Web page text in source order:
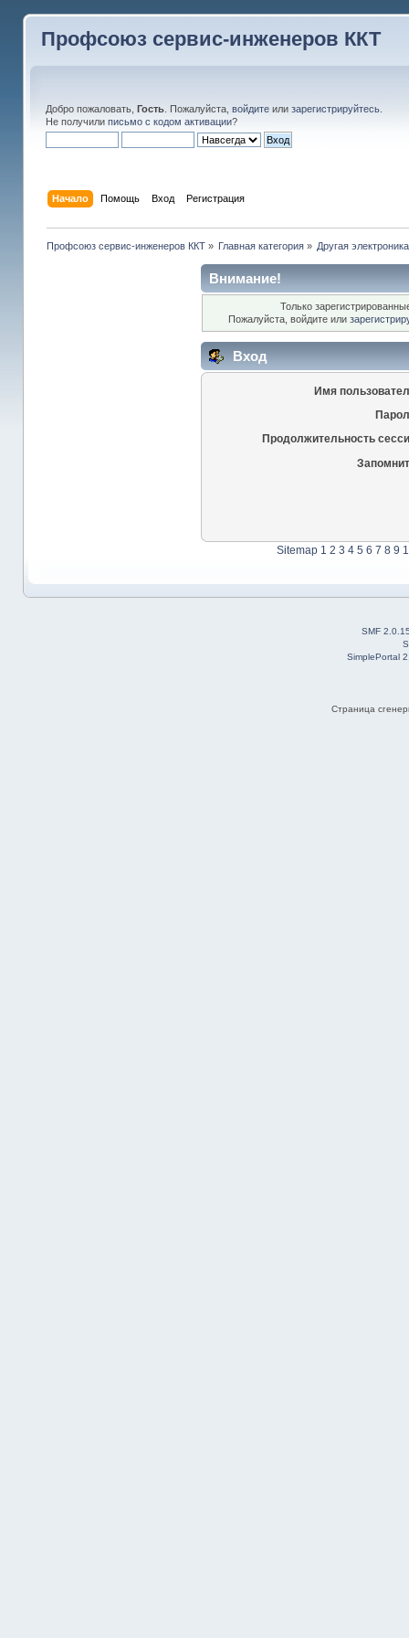
Профсоюз сервис-инженеров ККТ
Добро пожаловать, Гость. Пожалуйста, войдитеили зарегистрируйтесь.
Не получили письмо с кодом активации?
Начало Помощь Вход Регистрация
Профсоюз сервис-инженеров ККТ» Главная категория » Другая электроника
Внимание!
Только
Пожалуйста, войдите или
Вход
Имя
Продолжительность
Sitemap 1 2 3 4 5 6 7 8 9
SMF
SimplePortal
Страница